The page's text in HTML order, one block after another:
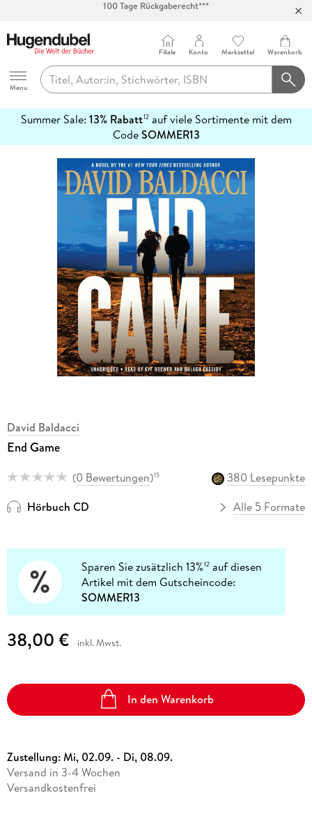
Abholung in über 100 Filialen
Hugendubel
Menu
Filiale Konto Merkzettel Warenkorb
Summer Sale: 13% Rabatt12auf viele Sortimente mit dem
CodeSOMMER13
erfahren
David Baldacci
End Game
(0 Bewertungen)15
380 Lesepunkte
Hörbuch CD
Alle 5 Formate
Sparen Sie zusätzlich 13%12 auf diesen
Artikel mit dem Gutscheincode:
SOMMER13
38,00 € inkl. Mwst.
In den Warenkorb
Zustellung:Mi, 02.09. - Di, 08.09.
Versand in 3-4 Wochen
Versandkostenfrei